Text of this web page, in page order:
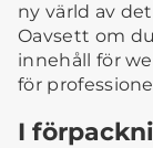
ny värld av
Oavsett om
innehåll för
för
I